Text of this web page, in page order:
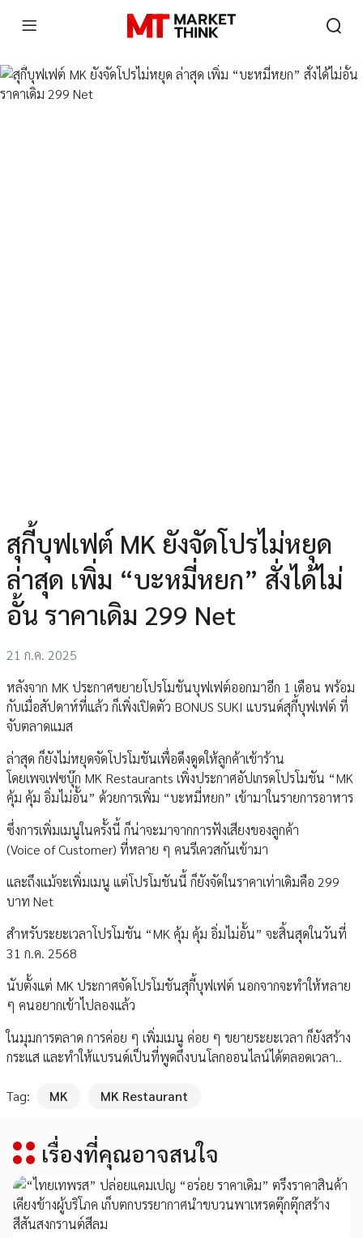
สุกี้บุฟเฟต์ MK ยังจัดโปรไม่หยุด
ล่าสุด เพิ่ม “บะหมี่หยก” สั่งได้ไม่
อั้น ราคาเดิม 299 Net
21 ก.ค. 2025
หลังจาก MK ประกาศขยายโปรโมชันบุฟเฟต์ออกมาอีก 1 เดือน พร้อม
กับเมื่อสัปดาห์ที่แล้ว ก็เพิ่งเปิดตัว BONUS SUKI แบรนด์สุกี้บุฟเฟต์ ที่
จับตลาดแมส
ล่าสุด ก็ยังไม่หยุดจัดโปรโมชันเพื่อดึงดูดให้ลูกค้าเข้าร้าน
โดยเพจเฟซบุ๊ก MK Restaurants เพิ่งประกาศอัปเกรดโปรโมชัน “MK
คุ้ม คุ้ม อิ่มไม่อั้น” ด้วยการเพิ่ม “บะหมี่หยก” เข้ามาในรายการอาหาร
ซึ่งการเพิ่มเมนูในครั้งนี้ ก็น่าจะมาจากการฟังเสียงของลูกค้า
(Voice of Customer) ที่หลาย ๆ คนรีเควสกันเข้ามา
และถึงแม้จะเพิ่มเมนู แต่โปรโมชันนี้ ก็ยังจัดในราคาเท่าเดิมคือ 299
บาท Net
สำหรับระยะเวลาโปรโมชัน “MK คุ้ม คุ้ม อิ่มไม่อั้น” จะสิ้นสุดในวันที่
31 ก.ค. 2568
นับตั้งแต่ MK ประกาศจัดโปรโมชันสุกี้บุฟเฟต์ นอกจากจะทำให้หลาย
ๆ คนอยากเข้าไปลองแล้ว
ในมุมการตลาด การค่อย ๆ เพิ่มเมนู ค่อย ๆ ขยายระยะเวลา ก็ยังสร้าง
กระแส และทำให้แบรนด์เป็นที่พูดถึงบนโลกออนไลน์ได้ตลอดเวลา..
Tag: MK MK Restaurant
เรื่องที่คุณอาจสนใจ